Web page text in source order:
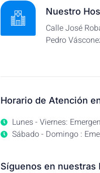
Nuestro
Calle José
Pedro
Horario de Atención
Lunes - Viernes:
Sábado - Domingo :
Síguenos en nuestras